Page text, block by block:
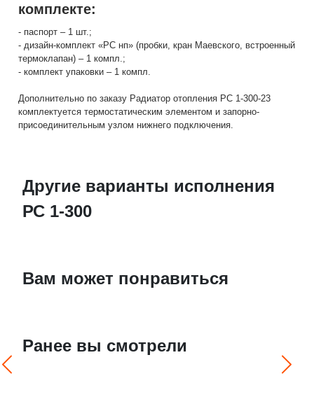
комплекте:
- паспорт – 1 шт.;
- дизайн-комплект «РС нп» (пробки, кран Маевского, встроенный
термоклапан) – 1 компл.;
- комплект упаковки – 1 компл.
Дополнительно по заказу Радиатор отопления РС 1-300-23
комплектуется термостатическим элементом и запорно-
присоединительным узлом нижнего подключения.
Другие варианты исполнения
РС 1-300
Вам может понравиться
Ранее вы смотрели